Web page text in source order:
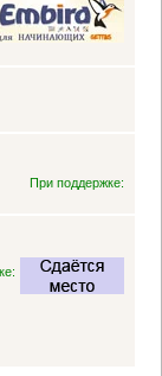
При поддержке: